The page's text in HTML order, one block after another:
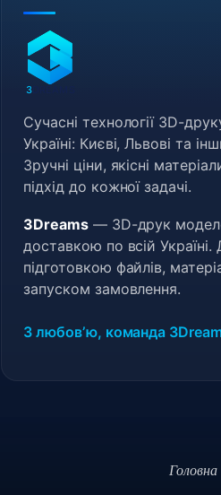
3
Сучасні технології 3D-
Україні: Києві, Львові та
Зручні ціни, якісні
підхід до кожної задачі.
3Dreams— 3D-друк
доставкою по всій
підготовкою файлів,
запуском замовлення.
З любовʼю, команда
Головна